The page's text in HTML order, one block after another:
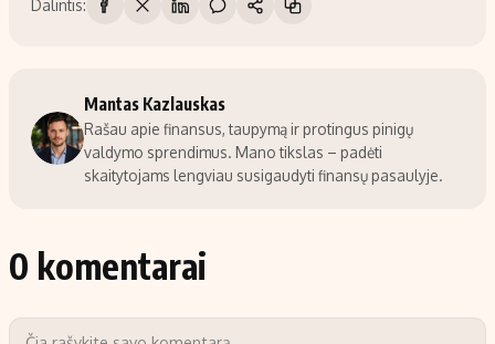
Dalintis:
Mantas Kazlauskas
Rašau apie finansus, taupymą ir protingus pinigų
valdymo sprendimus. Mano tikslas – padėti
skaitytojams lengviau susigaudyti finansų pasaulyje.
0 komentarai